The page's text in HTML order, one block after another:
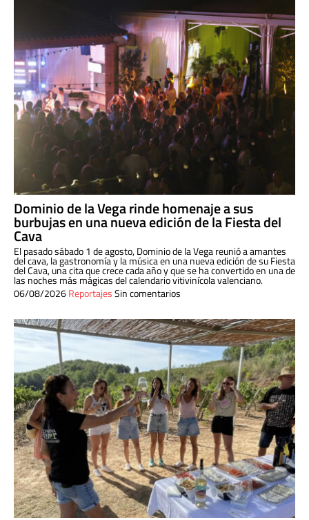
Dominio de la Vega rinde homenaje a sus
burbujas en una nueva edición de la Fiesta del
Cava
El pasado sábado 1 de agosto, Dominio de la Vega reunió a amantes
del cava, la gastronomía y la música en una nueva edición de su Fiesta
del Cava, una cita que crece cada año y que se ha convertido en una de
las noches más mágicas del calendario vitivinícola valenciano.
06/08/2026ReportajesSin comentarios